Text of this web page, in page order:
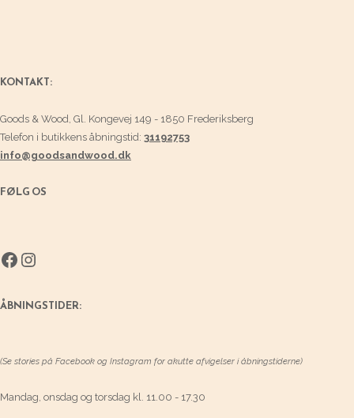
KONTAKT:
Goods & Wood, Gl. Kongevej 149 - 1850 Frederiksberg
Telefon i butikkens åbningstid: 31192753
info@goodsandwood.dk
FØLG OS
Facebook
Instagram
ÅBNINGSTIDER:
(Se stories på Facebook og Instagram for akutte afvigelser i åbningstiderne)
Mandag, onsdag og torsdag kl. 11.00 - 17.30